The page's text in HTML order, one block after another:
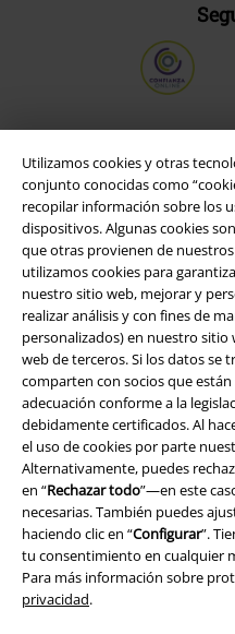
Utilizamos cookies y otras
conjunto conocidas como
recopilar información sobre los
dispositivos. Algunas cookies
que otras provienen de
utilizamos cookies para
nuestro sitio web, mejorar y
realizar análisis y con fines de
personalizados) en nuestro sitio
web de terceros. Si los datos se
comparten con socios que
adecuación conforme a la
debidamente certificados. Al
el uso de cookies por parte
Alternativamente, puedes
en “Rechazar todo”—en este
necesarias. También puedes
haciendo clic en “Configurar”.
tu consentimiento en cualquier
Para más información sobre
privacidad.
Legal
Términos y Condiciones
Aviso Legal
Ley protección de datos
Eliminación de residuos y
Declaración de Conformidad